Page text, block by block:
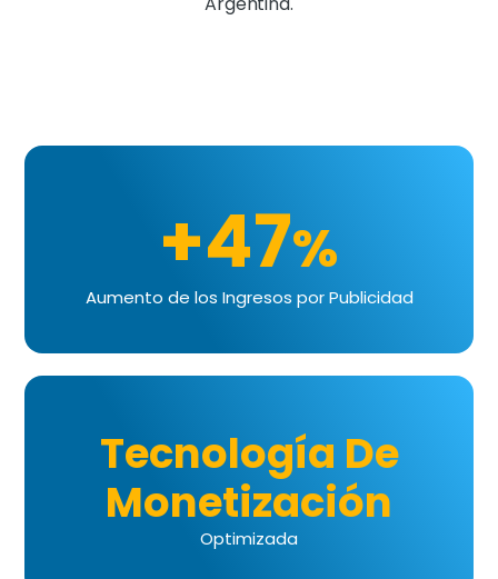
+47%
Aumento de los Ingresos por Publicidad
Tecnología De
Monetización
Optimizada